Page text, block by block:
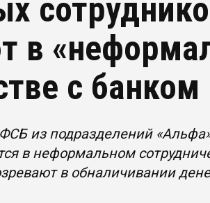
в
с банком
из подразделений
в неформальном
в обналичивании